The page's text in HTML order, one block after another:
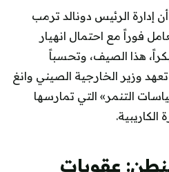
الرئيس دونالد ترمب
فوراً مع احتمال انهيار
هذا الصيف، وتحسباً
تعهد وزير الخارجية الصيني وانغ
التنمر» التي تمارسها
الكاريبية.
عقوبات